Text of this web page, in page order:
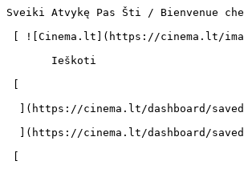
Sveiki Atvykę Pas Šti / Bienvenue chez les Ch'tis (2008) | Filmo online info - cinema.lt                            Ieškoti     

 [ ![Cinema.lt](https://cinema.lt/images/logo.svg) ![Cinema.lt](https://cinema.lt/images/favicon.svg) ](https://cinema.lt "Cinema.lt")

       Ieškoti     

 [  

  ](https://cinema.lt/dashboard/saved-movies) [  

  ](https://cinema.lt/dashboard/saved-movies)

 [  

   Prisijungti  ](https://cinema.lt/login) [  

  ](https://cinema.lt/login) 

- [  

      ](/ "Pagrindinis")
- [ Repertuaras ](https://cinema.lt/repertuaras "Repertuaras")
- [ Kino teatrai ](https://cinema.lt/kino-teatrai "Kino teatrai")
- [ Apžvalgos ](/apzvalgos "Apžvalgos")
- [ Filmai ](https://cinema.lt/filmai "Filmai")

   Meniu   

 ![Sveiki Atvykę Pas Šti filmo online nuotraukos](https://s3.eu-central-1.amazonaws.com/cinema-lt/images/movies/backdrop/3ca46a1639a7a27f7d44fe4a7c71cae8/c/HGVAf1TXmY1HmpPf-lg.jpg)

 1. [ 

      cinema.lt  ](/)
2. [  Filmai  ](https://cinema.lt/filmai)
3. Sveiki Atvykę Pas Šti

   ![](https://cinema.lt/images/bookmarks/bookmark.svg)   

 [    ![Sveiki Atvykę Pas Šti filmo online nuotraukos](https://s3.eu-central-1.amazonaws.com/cinema-lt/images/movies/poster/ae38a7cb13d370d8241831fa2cf7cfc1/c/Gs82ZXe5kSRJqskm-2xl.webp)  ](https://s3.eu-central-1.amazonaws.com/cinema-lt/images/movies/poster/ae38a7cb13d370d8241831fa2cf7cfc1/c/Gs82ZXe5kSRJqskm-full.jpg) 

   ![](https://cinema.lt/images/bookmarks/bookmark.svg)   

 [    ![Sveiki Atvykę Pas Šti filmo online nuotraukos](https://s3.eu-central-1.amazonaws.com/cinema-lt/images/movies/poster/ae38a7cb13d370d8241831fa2cf7cfc1/c/Gs82ZXe5kSRJqskm-2xl.webp)  ](https://s3.eu-central-1.amazonaws.com/cinema-lt/images/movies/poster/ae38a7cb13d370d8241831fa2cf7cfc1/c/Gs82ZXe5kSRJqskm-full.jpg) 

Sveiki Atvykę Pas Šti Bienvenue chez les Ch'tis Bienvenue Chez Les Ch'tis 
==========================================================================

 [ Komedija ](https://cinema.lt/zanrai/komedijos "Komedija") [ Drama ](https://cinema.lt/zanrai/dramos "Drama") [ Romantinis ](https://cinema.lt/zanrai/romantiniai "Romantinis") 

 1 val. 46 min. 

 ![imdb](https://cinema.lt/images/ratings/imdb.svg) 7.1 

 ![rotten_tomatoes](https://cinema.lt/images/ratings/rotten_tomatoes.svg) 67% 

 [  Filmo informacija   

  ](#storyline-with-details) 

 [ Komedija ](https://cinema.lt/zanrai/komedijos "Komedija") [ Drama ](https://cinema.lt/zanrai/dramos "Drama") [ Romantinis ](https://cinema.lt/zanrai/romantiniai "Romantinis") 

 ![imdb](https://cinema.lt/images/ratings/imdb.svg) 7.1 

 ![rotten_tomatoes](https://cinema.lt/images/ratings/rotten_tomatoes.svg) 67% 

 [ Premjera 2008 m. vasario 20 d. 

 Nerodomas kino teatruose 

 ](#repertoire) 

 Nuotraukos 1 

 Dalintis

 [ ![Facebook](https://cinema.lt/images/socials/facebook_icon_white.svg) ](https://www.facebook.com/sharer/